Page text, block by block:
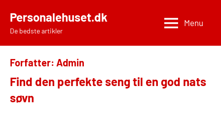
indhold
Personalehuset.dk
De bedste artikler
Menu
Forfatter: Admin
Find den perfekte seng til en god nats
søvn